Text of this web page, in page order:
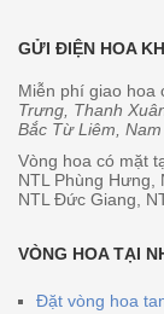
GỬI ĐIỆN HOA
Miễn phí giao hoa
Trưng, Thanh
Bắc Từ Liêm,
Vòng hoa có mặt
NTL Phùng Hưng,
NTL Đức Giang,
VÒNG HOA TẠI
Đặt vòng hoa